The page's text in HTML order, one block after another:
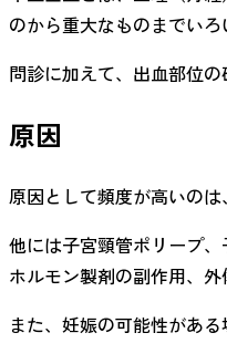
のから重大なものまでいろ
問診に加えて、出血部位
原因
原因として頻度が高いの
他には子宮頸管ポリープ
ホルモン製剤の副作用、
また、妊娠の可能性があ